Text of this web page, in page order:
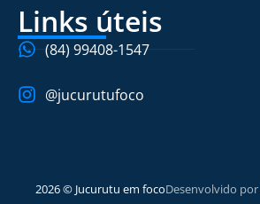
Links úteis
(84) 99408-1547
@jucurutufoco
2026 © Jucurutu em focoDesenvolvido por